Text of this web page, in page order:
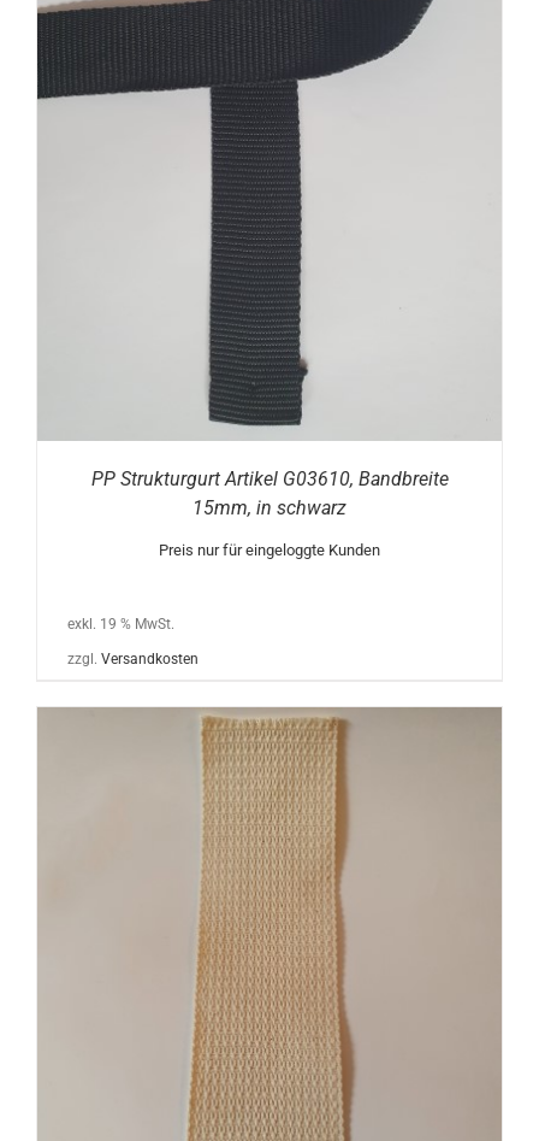
PP Strukturgurt Artikel G03610, Bandbreite
15mm, in schwarz
Preis nur für eingeloggte Kunden
exkl. 19 % MwSt.
zzgl. Versandkosten